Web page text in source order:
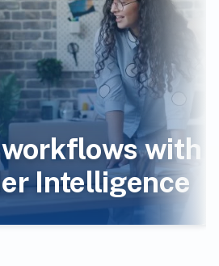
with
Intelligence